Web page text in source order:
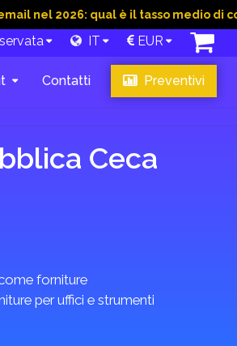
qual è il tasso medio di
IT EUR
Contatti Preventivi
Ceca
forniture
per uffici e strumenti